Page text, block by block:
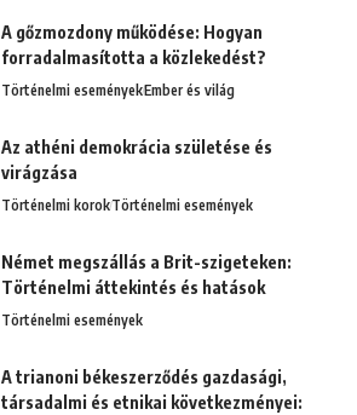
A gőzmozdony működése: Hogyan
forradalmasította a közlekedést?
Történelmi eseményekEmber és világ
Az athéni demokrácia születése és
virágzása
Történelmi korokTörténelmi események
Német megszállás a Brit-szigeteken:
Történelmi áttekintés és hatások
Történelmi események
A trianoni békeszerződés gazdasági,
társadalmi és etnikai következményei: